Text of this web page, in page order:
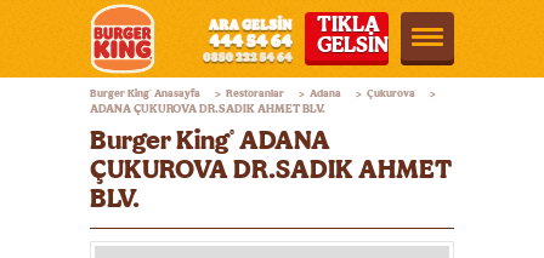
Burger
King®
Türkiye
TIKLA
GELSİN
Burger King® Anasayfa > Restoranlar > Adana > Çukurova >
ADANA ÇUKUROVA DR.SADIK AHMET BLV.
Burger King® ADANA
ÇUKUROVA DR.SADIK AHMET
BLV.